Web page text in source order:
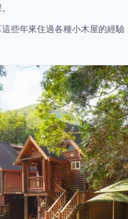
些年來住過各種小木屋的經驗